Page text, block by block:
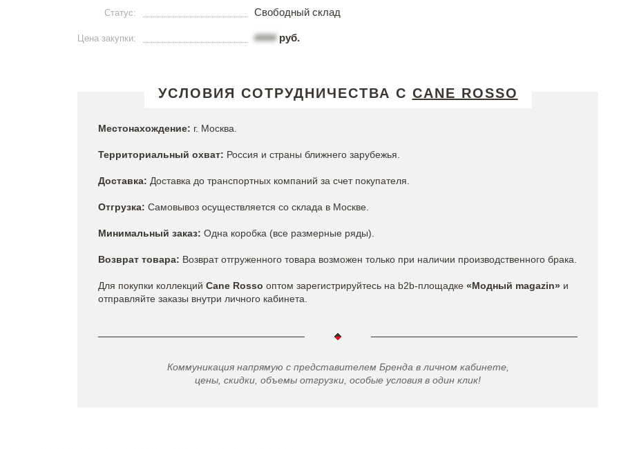
Статус: Свободный склад
Цена закупки: ####руб.
УСЛОВИЯ СОТРУДНИЧЕСТВА С CANE ROSSO
Местонахождение: г. Москва.
Территориальный охват: Россия и страны ближнего зарубежья.
Доставка: Доставка до транспортных компаний за счет покупателя.
Отгрузка: Самовывоз осуществляется со склада в Москве.
Минимальный заказ: Одна коробка (все размерные ряды).
Возврат товара: Возврат отгруженного товара возможен только при наличии производственного брака.
Для покупки коллекций Cane Rosso оптом зарегистрируйтесь на b2b-площадке «Модный magazin» и
отправляйте заказы внутри личного кабинета.
Коммуникация напрямую с представителем Бренда в личном кабинете,
цены, скидки, объемы отгрузки, особые условия в один клик!